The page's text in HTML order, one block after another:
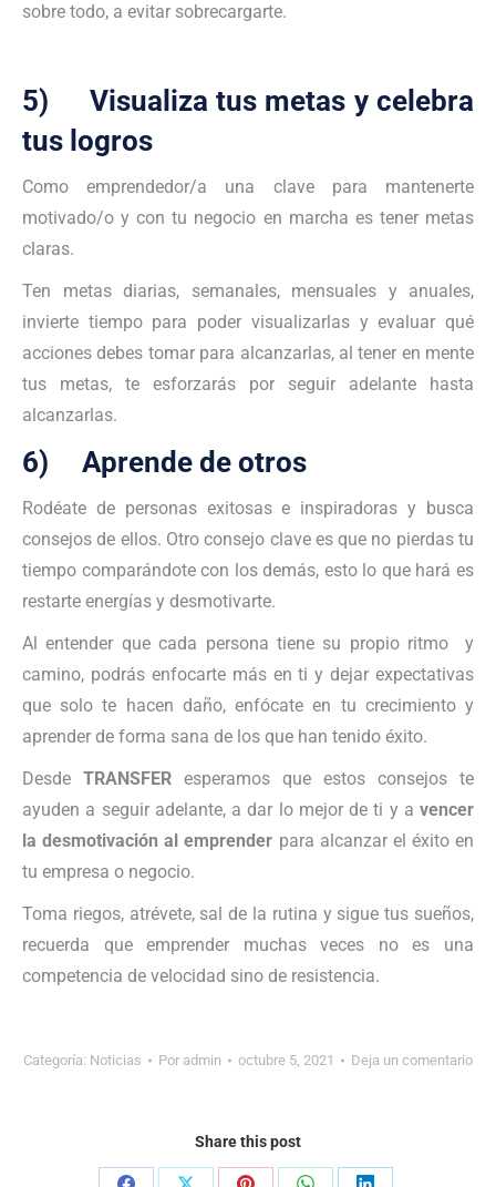
sobre todo, a evitar sobrecargarte.
5) Visualiza tus metas y celebra
tus logros
Como emprendedor/a una clave para mantenerte
motivado/o y con tu negocio en marcha es tener metas
claras.
Ten metas diarias, semanales, mensuales y anuales,
invierte tiempo para poder visualizarlas y evaluar qué
acciones debes tomar para alcanzarlas, al tener en mente
tus metas, te esforzarás por seguir adelante hasta
alcanzarlas.
6) Aprende de otros
Rodéate de personas exitosas e inspiradoras y busca
consejos de ellos. Otro consejo clave es que no pierdas tu
tiempo comparándote con los demás, esto lo que hará es
restarte energías y desmotivarte.
Al entender que cada persona tiene su propio ritmo y
camino, podrás enfocarte más en ti y dejar expectativas
que solo te hacen daño, enfócate en tu crecimiento y
aprender de forma sana de los que han tenido éxito.
Desde TRANSFER esperamos que estos consejos te
ayuden a seguir adelante, a dar lo mejor de ti y a vencer
la desmotivación al emprender para alcanzar el éxito en
tu empresa o negocio.
Toma riegos, atrévete, sal de la rutina y sigue tus sueños,
recuerda que emprender muchas veces no es una
competencia de velocidad sino de resistencia.
Categoría: Noticias Por admin octubre 5, 2021 Deja un comentario
Share this post